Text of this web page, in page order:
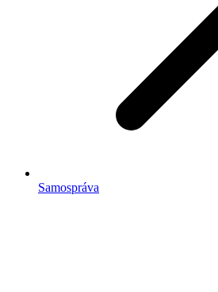
Samospráva